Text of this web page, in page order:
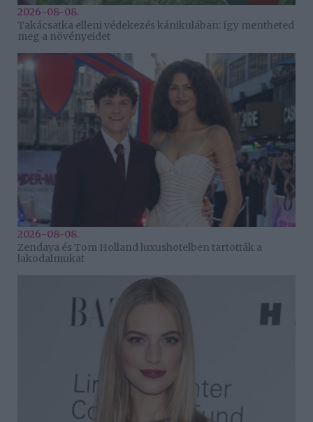
2026-08-08.
Takácsatka elleni védekezés kánikulában: így mentheted
meg a növényeidet
2026-08-08.
Zendaya és Tom Holland luxushotelben tartották a
lakodalmukat